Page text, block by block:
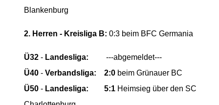
Blankenburg
2. Herren - Kreisliga B: 0:3 beim BFC Germania
Ü32 - Landesliga: ---abgemeldet---
Ü40 - Verbandsliga: 2:0 beim Grünauer BC
Ü50 - Landesliga: 5:1 Heimsieg über den SC